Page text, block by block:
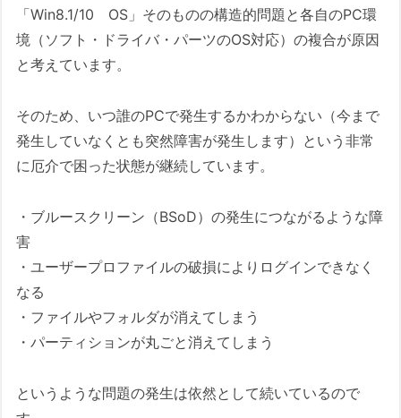
「Win8.1/10 OS」そのものの構造的問題と各自のPC環
境（ソフト・ドライバ・パーツのOS対応）の複合が原因
と考えています。
そのため、いつ誰のPCで発生するかわからない（今まで
発生していなくとも突然障害が発生します）という非常
に厄介で困った状態が継続しています。
・ブルースクリーン（BSoD）の発生につながるような障
害
・ユーザープロファイルの破損によりログインできなく
なる
・ファイルやフォルダが消えてしまう
・パーティションが丸ごと消えてしまう
というような問題の発生は依然として続いているので